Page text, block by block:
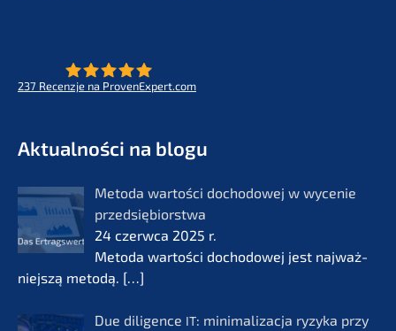
237 Recenz­je na ProvenExpert.com
Aktual­ności na blogu
Metoda wartości docho­do­wej w wycenie
przedsię­bi­orst­wa
24 czerw­ca 2025 r.
Metoda wartości docho­do­wej jest najważ­
nie­js­zą metodą. […]
Due diligence IT: minima­li­zac­ja ryzyka przy